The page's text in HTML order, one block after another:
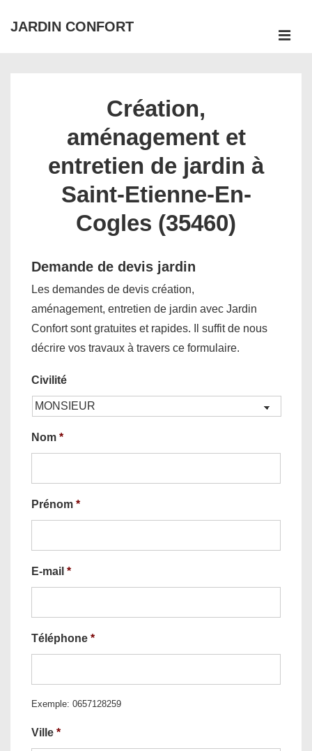
passer
JARDIN CONFORT
Création,
aménagement et
entretien de jardin à
Saint-Etienne-En-
Cogles (35460)
Demande de devis jardin
Les demandes de devis création,
aménagement, entretien de jardin avec Jardin
Confort sont gratuites et rapides. Il suffit de nous
décrire vos travaux à travers ce formulaire.
Civilité
Nom *
Prénom *
E-mail *
Téléphone *
Exemple: 0657128259
Ville *